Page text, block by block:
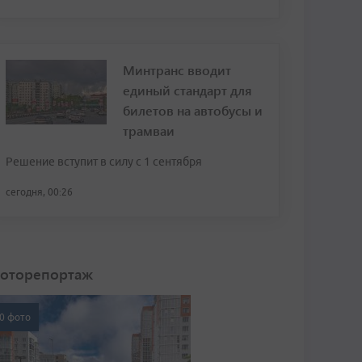
Минтранс вводит
единый стандарт для
билетов на автобусы и
трамваи
Решение вступит в силу с 1 сентября
сегодня, 00:26
фото